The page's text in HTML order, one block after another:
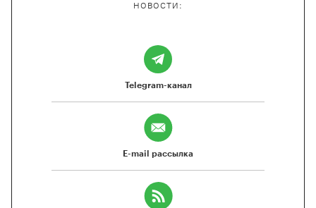
НОВОСТИ:
Telegram-канал
E-mail рассылка